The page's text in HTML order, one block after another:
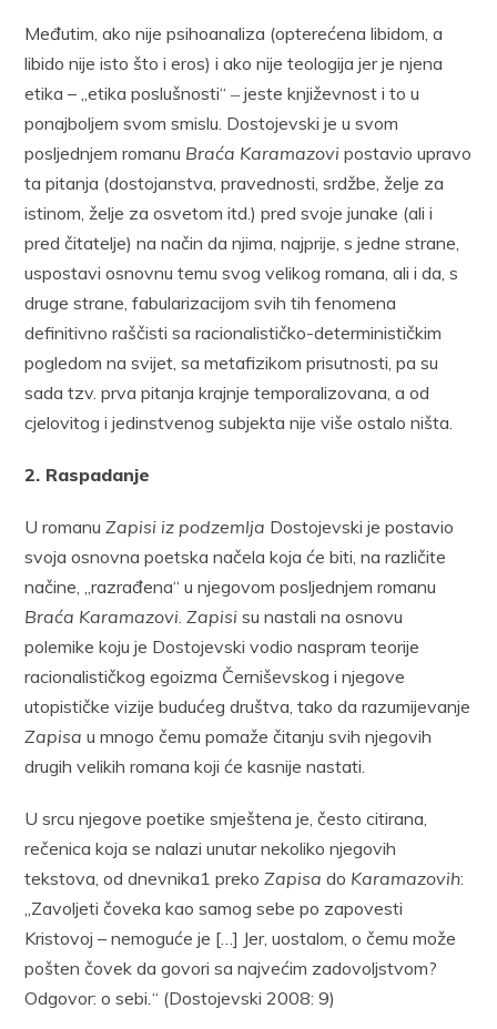
Međutim, ako nije psihoanaliza (opterećena libidom, a
libido nije isto što i eros) i ako nije teologija jer je njena
etika – „etika poslušnosti“ ‒ jeste književnost i to u
ponajboljem svom smislu. Dostojevski je u svom
posljednjem romanu Braća Karamazovipostavio upravo
ta pitanja (dostojanstva, pravednosti, srdžbe, želje za
istinom, želje za osvetom itd.) pred svoje junake (ali i
pred čitatelje) na način da njima, najprije, s jedne strane,
uspostavi osnovnu temu svog velikog romana, ali i da, s
druge strane, fabularizacijom svih tih fenomena
definitivno raščisti sa racionalističko-determinističkim
pogledom na svijet, sa metafizikom prisutnosti, pa su
sada tzv. prva pitanja krajnje temporalizovana, a od
cjelovitog i jedinstvenog subjekta nije više ostalo ništa.
2. Raspadanje
U romanu Zapisi iz podzemlja Dostojevski je postavio
svoja osnovna poetska načela koja će biti, na različite
načine, „razrađena“ u njegovom posljednjem romanu
Braća Karamazovi Zapisisu nastali na osnovu
polemike koju je Dostojevski vodio naspram teorije
racionalističkog egoizma Černiševskog i njegove
utopističke vizije budućeg društva, tako da razumijevanje
Zapisau mnogo čemu pomaže čitanju svih njegovih
drugih velikih romana koji će kasnije nastati.
U srcu njegove poetike smještena je, često citirana,
rečenica koja se nalazi unutar nekoliko njegovih
tekstova, od dnevnika1 preko Zapisado Karamazovih:
„Zavoljeti čoveka kao samog sebe po zapovesti
Kristovoj – nemoguće je […] Jer, uostalom, o čemu može
pošten čovek da govori sa najvećim zadovoljstvom?
Odgovor: o sebi .“ (Dostojevski 2008: 9)